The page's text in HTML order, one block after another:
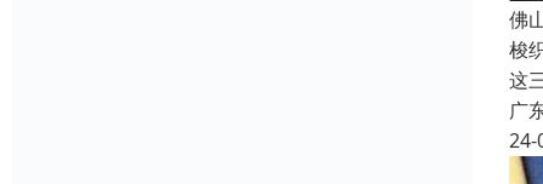
佛
梭
这
广
24-